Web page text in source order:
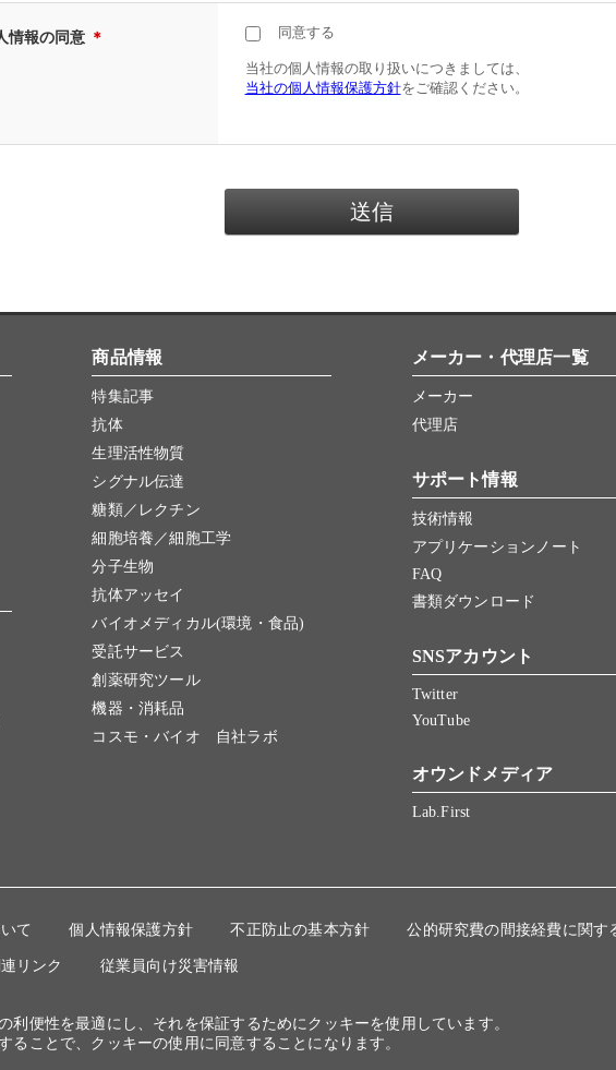
情報の同意 ＊ 同意する
当社の個人情報の取り扱いにつきましては、
当社の個人情報保護方針をご確認ください。
商品情報
特集記事
抗体
生理活性物質
シグナル伝達
糖類／レクチン
細胞培養／細胞工学
分子生物
抗体アッセイ
バイオメディカル(環境・食品)
受託サービス
創薬研究ツール
機器・消耗品
コスモ・バイオ 自社ラボ
メーカー・代理店一覧
メーカー
代理店
サポート情報
技術情報
アプリケーションノート
FAQ
書類ダウンロード
SNSアカウント
Twitter
YouTube
オウンドメディア
Lab.First
て 個人情報保護方針 不正防止の基本方針 公的研究費の間接経費に関す
リンク 従業員向け災害情報
利便性を最適にし、それを保証するためにクッキーを使用しています。
ことで、クッキーの使用に同意することになります。